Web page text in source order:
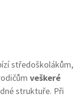
středoškolákům,
veškeré
struktuře. Při